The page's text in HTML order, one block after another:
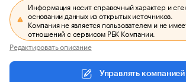
Информация носит справочный характер и
основании данных из открытых источников.
Компания не является пользователем и не
отношений с сервисом РБК Компании.
Редактировать описание
Управлять компанией